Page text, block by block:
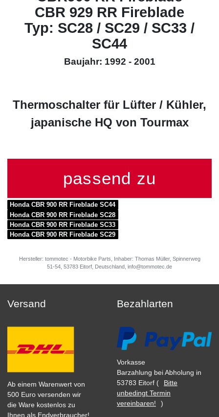
CBR 929 RR Fireblade
Typ: SC28 / SC29 / SC33 /
SC44
Baujahr: 1992 - 2001
Thermoschalter für Lüfter / Kühler,
japanische HQ von Tourmax
passend zu
Honda CBR 900 RR Fireblade SC44
Honda CBR 900 RR Fireblade SC28
Honda CBR 900 RR Fireblade SC33
Honda CBR 900 RR Fireblade SC29
Hersteller: tommotec - Motorbike Parts, Inhaber: Thomas Müller, Spinnerweg
51-54, 53783 Eitorf, Deutschland, info@tommotec.de
Versand
Ab einem Warenwert von
500 Euro versenden wir
die Ware kostenlos zu
Ihnen als Endverbraucher!
Bezahlarten
Vorkasse
Barzahlung bei Abholung in
53783 Eitorf (
Bitte
unbedingt Termin
vereinbaren!
)